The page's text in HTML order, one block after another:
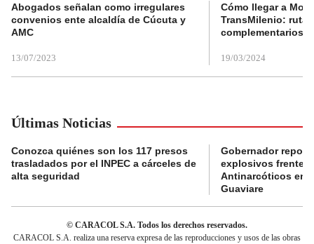
Abogados señalan como irregulares
convenios ente alcaldía de Cúcuta y
AMC
13/07/2023
Cómo llegar a
TransMilenio:
complementarios
19/03/2024
Últimas Noticias
Conozca quiénes son los 117 presos
trasladados por el INPEC a cárceles de
alta seguridad
Gobernador
explosivos frente a
Antinarcóticos en
Guaviare
© CARACOL S.A. Todos los derechos reservados.
CARACOL S.A. realiza una reserva expresa de las reproducciones y usos de las obras